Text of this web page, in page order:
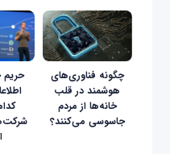
چگونه فناوری‌های
هوشمند در قلب
خانه‌ها از مردم
جاسوسی می‌کنند؟